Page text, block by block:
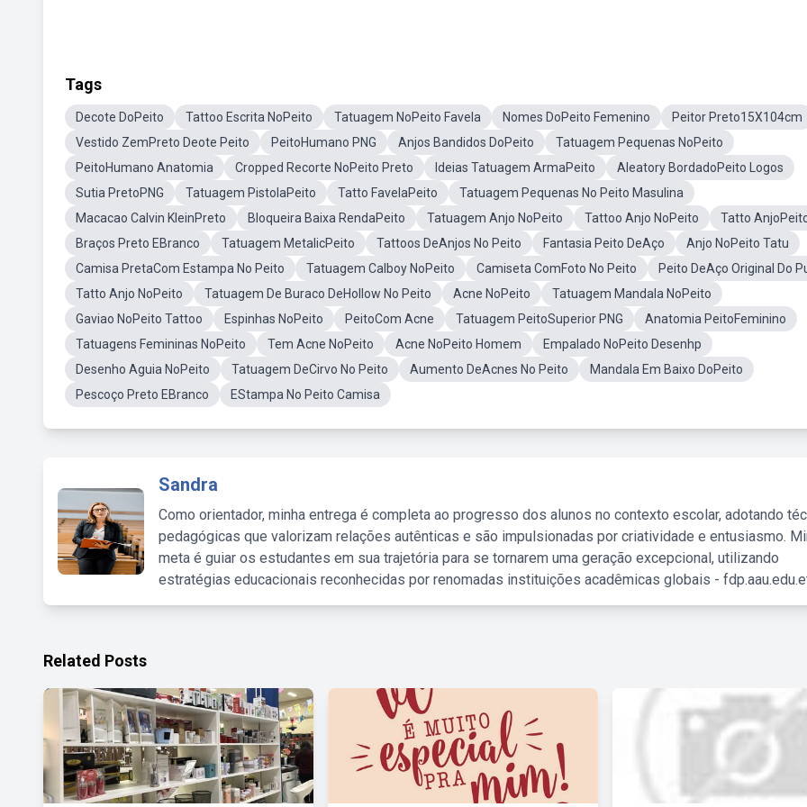
Tags
Decote DoPeito Tattoo Escrita NoPeito Tatuagem NoPeito Favela Nomes DoPeito Femenino
Peitor Preto15X104cm
Vestido ZemPreto Deote Peito
PeitoHumano PNG Anjos Bandidos DoPeito
Tatuagem Pequenas NoPeito
PeitoHumano Anatomia
Cropped Recorte NoPeito Preto Ideias Tatuagem ArmaPeito
Aleatory BordadoPeito Logos
Sutia PretoPNG
Tatuagem PistolaPeito Tatto FavelaPeito
Tatuagem Pequenas No Peito Masulina
Macacao Calvin KleinPreto
Bloqueira Baixa RendaPeito Tatuagem Anjo NoPeito Tattoo Anjo NoPeito
Tatto
Braços Preto EBranco
Tatuagem MetalicPeito Tattoos DeAnjos No Peito Fantasia Peito DeAço
Anjo NoPeito Tatu
Camisa PretaCom Estampa No Peito
Tatuagem Calboy NoPeito Camiseta ComFoto No Peito
Peito DeAço Original Do
Tatto Anjo NoPeito
Tatuagem De Buraco DeHollow No Peito Acne NoPeito
Tatuagem Mandala NoPeito
Gaviao NoPeito Tattoo
Espinhas NoPeito PeitoCom Acne Tatuagem PeitoSuperior PNG
Anatomia PeitoFeminino
Tatuagens Femininas NoPeito
Tem Acne NoPeito Acne NoPeito Homem
Empalado NoPeito Desenhp
Desenho Aguia NoPeito
Tatuagem DeCirvo No Peito Aumento DeAcnes No Peito
Mandala Em Baixo DoPeito
Pescoço Preto EBranco
EStampa No Peito Camisa
Sandra
Como orientador, minha entrega é completa ao progresso dos alunos no contexto escolar, adotando
pedagógicas que valorizam relações autênticas e são impulsionadas por criatividade e entusiasmo.
meta é guiar os estudantes em sua trajetória para se tornarem uma geração excepcional, utilizando
estratégias educacionais reconhecidas por renomadas instituições acadêmicas globais -
Related Posts